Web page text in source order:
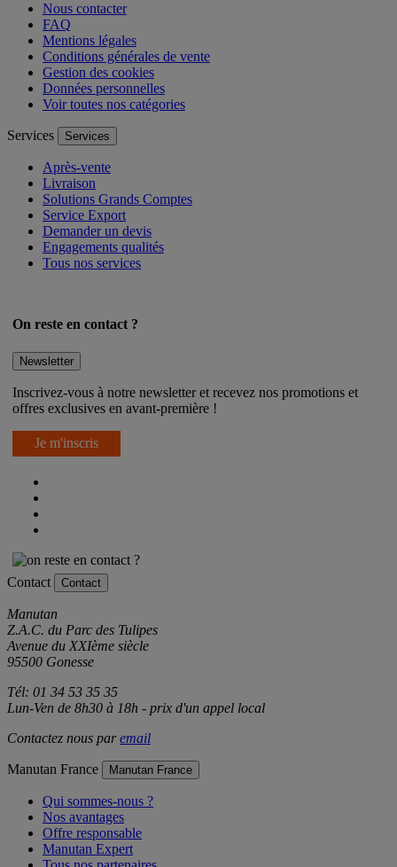
Nous contacter
FAQ
Mentions légales
Conditions générales de vente
Gestion des cookies
Données personnelles
Voir toutes nos catégories
Services Services
Après-vente
Livraison
Solutions Grands Comptes
Service Export
Demander un devis
Engagements qualités
Tous nos services
On reste en contact ?
Newsletter
Inscrivez-vous à notre newsletter et recevez nos promotions et
offres exclusives en avant-première !
Je m'inscris
Contact Contact
Manutan
Z.A.C. du Parc des Tulipes
Avenue du XXIème siècle
95500 Gonesse
Tél: 01 34 53 35 35
Lun-Ven de 8h30 à 18h - prix d'un appel local
Contactez nous paremail
Manutan France Manutan France
Qui sommes-nous ?
Nos avantages
Offre responsable
Manutan Expert